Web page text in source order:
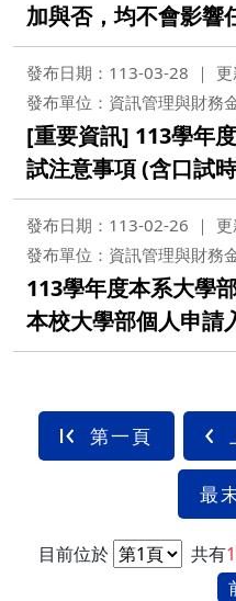
加與否，均不會影響
發布日期：113-03-28
發布單位：資訊管理與財務
[重要資訊] 113學年
試注意事項 (含口試
發布日期：113-02-26
發布單位：資訊管理與財務
113學年度本系大學
本校大學部個人申請
第一頁
最
目前位於 共有